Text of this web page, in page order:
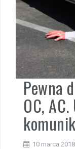
Pewna
OC,
10 marca 2018